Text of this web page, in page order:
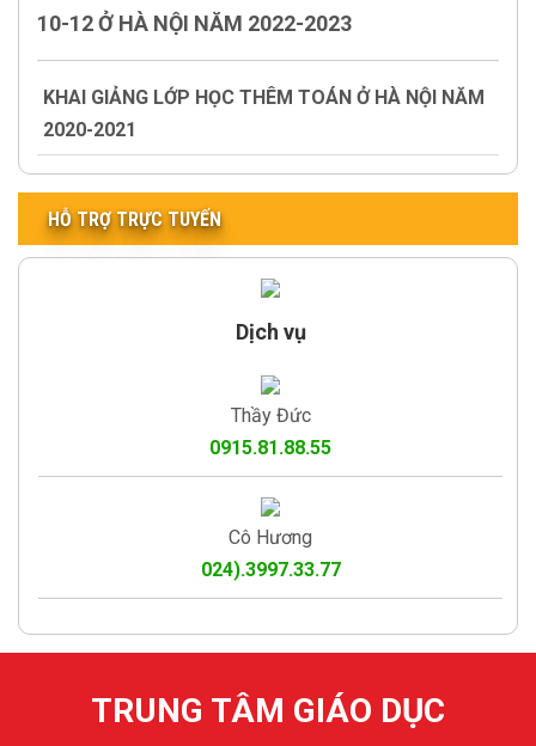
10-12 Ở HÀ NỘI NĂM 2022-2023
KHAI GIẢNG LỚP HỌC THÊM TOÁN Ở HÀ NỘI NĂM
2020-2021
HỖ TRỢ TRỰC TUYẾN
Dịch vụ
Thầy Đức
0915.81.88.55
Cô Hương
024).3997.33.77
TRUNG TÂM GIÁO DỤC